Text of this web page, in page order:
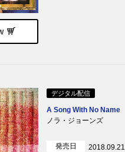
デジタル配信
A Song With No Name
ノラ・ジョーンズ
発売日 2018.09.21